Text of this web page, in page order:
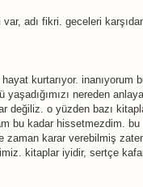
adı fikri. geceleri
kurtarıyor.
nereden
değiliz. o yüzden bazı
bu kadar hissetmezdim.
zaman karar verebilmiş
kitaplar iyidir, sertçe